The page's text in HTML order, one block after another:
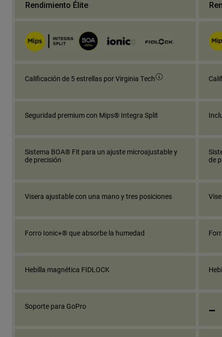
Rendimiento Élite
Calificación de 5 estrellas por Virginia Tech
Seguridad premium con Mips® Integra Split
Sistema BOA® Fit para un ajuste microajustable y
de precisión
de
Visera ajustable con una mano y tres posiciones
Forro Ionic+® que absorbe la humedad
Hebilla magnética FIDLOCK
Soporte para GoPro _